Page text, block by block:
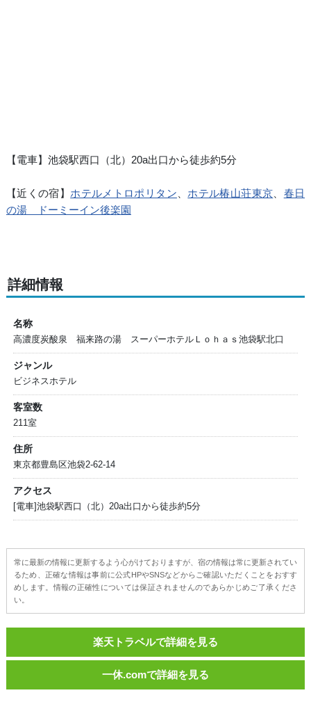
【電車】池袋駅西口（北）20a出口から徒歩約5分
【近くの宿】 ホテルメトロポリタン ホテル椿山荘東京
春日
の湯 ドーミーイン後楽園
詳細情報
名称
高濃度炭酸泉 福来路の湯 スーパーホテルＬｏｈａｓ池袋駅北口
ジャンル
ビジネスホテル
客室数
211室
住所
東京都豊島区池袋2-62-14
アクセス
[電車]池袋駅西口（北）20a出口から徒歩約5分
常に最新の情報に更新するよう心がけておりますが、宿の情報は常に更新されてい
るため、正確な情報は事前に公式HPやSNSなどからご確認いただくことをおすす
めします。情報の正確性については保証されませんのであらかじめご了承くださ
い。
楽天トラベルで詳細を見る
一休.comで詳細を見る